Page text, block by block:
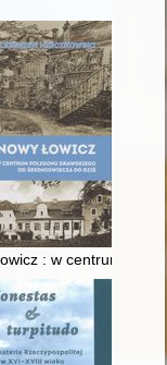
finansowy i
: w centrum